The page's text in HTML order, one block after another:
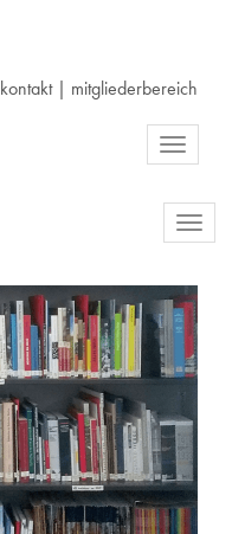
kontakt| mitgliederbereich
Toggle